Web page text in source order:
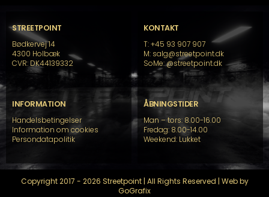
STREETPOINT
Bødkervej 14
4300 Holbæk
CVR: DK44139332
KONTAKT
T: +45 93 907 907
M: salg@streetpoint.dk
SoMe:@streetpoint.dk
INFORMATION
Handelsbetingelser
Information om cookies
Persondatapolitik
ÅBNINGSTIDER
Man – tors: 8.00-16.00
Fredag: 8.00-14.00
Weekend: Lukket
Copyright 2017 - 2026 Streetpoint | All Rights Reserved | Web by
GoGrafix